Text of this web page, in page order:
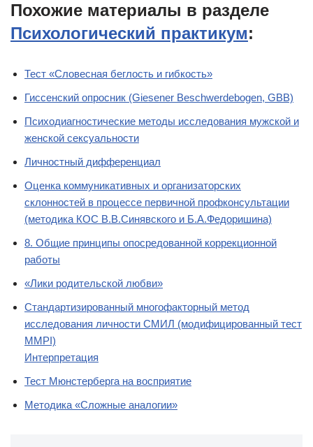
Похожие материалы в разделе
Психологический практикум:
Тест «Словесная беглость и гибкость»
Гиссенский опросник (Giesener Beschwerdebogen, GBB)
Психодиагностические методы исследования мужской и
женской сексуальности
Личностный дифференциал
Оценка коммуникативных и организаторских
склонностей в процессе первичной профконсультации
(методика КОС В.В.Синявского и Б.А.Федоришина)
8. Общие принципы опосредованной коррекционной
работы
«Лики родительской любви»
Стандартизированный многофакторный метод
исследования личности СМИЛ (модифицированный тест
MMPI)
Интерпретация
Тест Мюнстерберга на восприятие
Методика «Сложные аналогии»